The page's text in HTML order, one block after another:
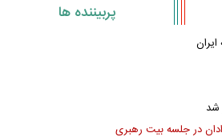
پربیننده ها
شد
در جلسه بیت رهبری